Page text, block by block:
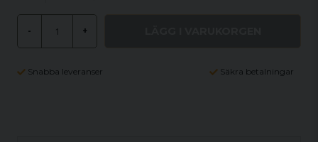
- +
Snabba leveranser Säkra betalningar